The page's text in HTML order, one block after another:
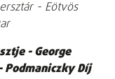
- Eötvös
- George
Podmaniczky Díj